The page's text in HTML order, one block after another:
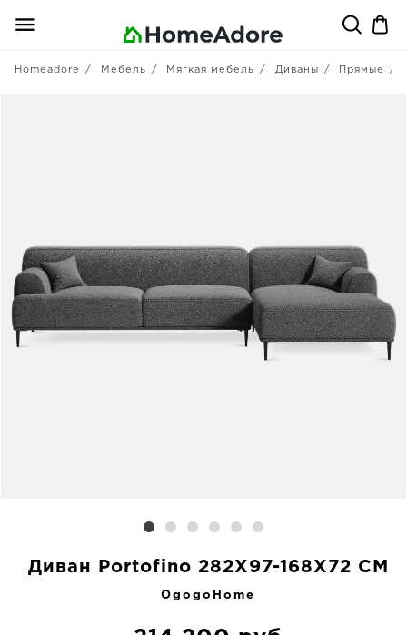
Homeadore Мебель Мягкая мебель Диваны Прямые
Диван Portofino 282X97-168X72 CM
OgogoHome